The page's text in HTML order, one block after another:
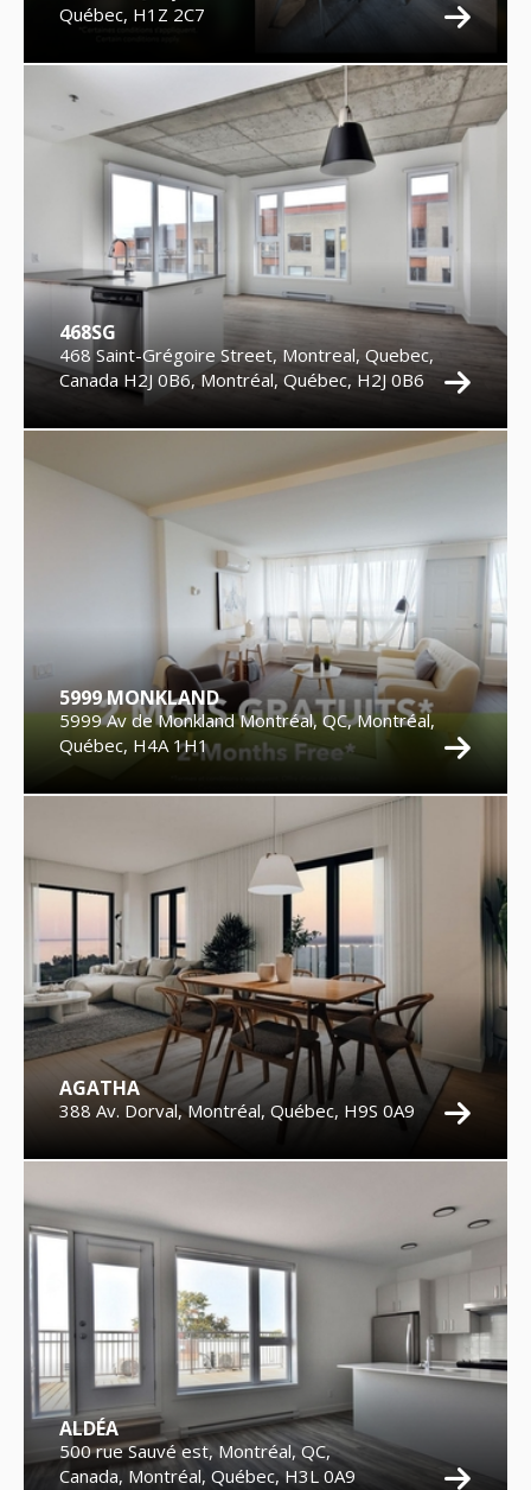
Québec, H1Z 2C7
468SG
468 Saint-Grégoire Street, Montreal, Quebec,
Canada H2J 0B6, Montréal, Québec, H2J 0B6
5999 MONKLAND
5999 Av de Monkland Montréal, QC, Montréal,
Québec, H4A 1H1
AGATHA
388 Av. Dorval, Montréal, Québec, H9S 0A9
ALDÉA
500 rue Sauvé est, Montréal, QC,
Canada, Montréal, Québec, H3L 0A9